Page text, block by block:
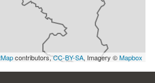
contributors,CC-BY-SA, Imagery ©Mapbox